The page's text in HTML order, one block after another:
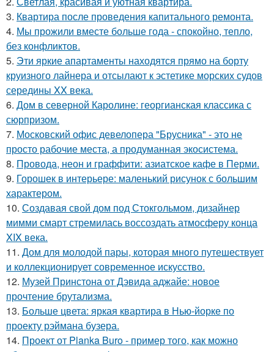
3. Квартира после проведения капитального ремонта.
4. Мы прожили вместе больше года - спокойно, тепло,
без конфликтов.
5. Эти яркие апартаменты находятся прямо на борту
круизного лайнера и отсылают к эстетике морских судов
середины XX века.
6. Дом в северной Каролине: георгианская классика с
сюрпризом.
7. Московский офис девелопера "Брусника" - это не
просто рабочие места, а продуманная экосистема.
8. Провода, неон и граффити: азиатское кафе в Перми.
9. Горошек в интерьере: маленький рисунок с большим
характером.
10. Создавая свой дом под Стокгольмом, дизайнер
мимми смарт стремилась воссоздать атмосферу конца
XIX века.
11. Дом для молодой пары, которая много путешествует
и коллекционирует современное искусство.
12. Музей Принстона от Дэвида аджайе: новое
прочтение брутализма.
13. Больше цвета: яркая квартира в Нью-йорке по
проекту рэймана бузера.
14. Проект от Planka Buro - пример того, как можно